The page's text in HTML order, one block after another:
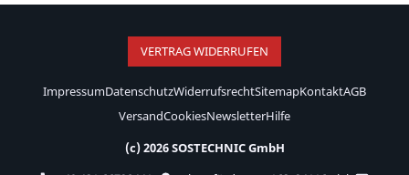
VERTRAG WIDERRUFEN
ImpressumDatenschutzWiderrufsrechtSitemapKontaktAGB
VersandCookiesNewsletterHilfe
(c) 2026 SOSTECHNIC GmbH